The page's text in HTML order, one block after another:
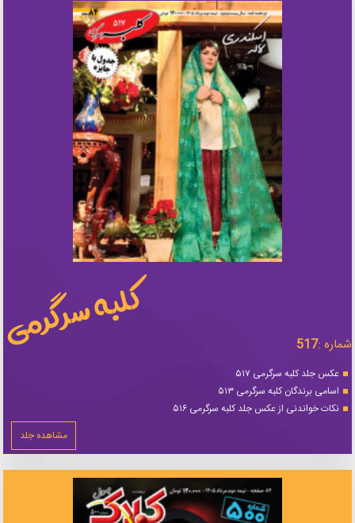
شماره :517
عکس جلد کلبه سرگرمی ۵۱۷
اسامی برندگان کلبه سرگرمی ۵۱۳
نکات خواندنی از عکس جلد کلبه سرگرمی ۵۱۶
مشاهده جلد